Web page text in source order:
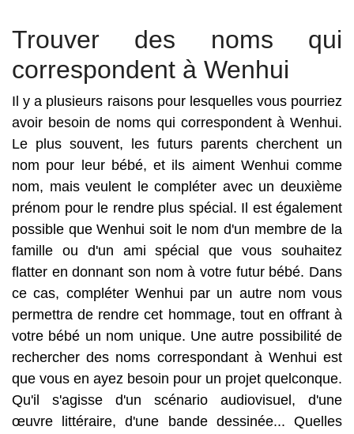
Trouver des noms qui
correspondent à Wenhui
Il y a plusieurs raisons pour lesquelles vous pourriez
avoir besoin de noms qui correspondent à Wenhui.
Le plus souvent, les futurs parents cherchent un
nom pour leur bébé, et ils aiment Wenhui comme
nom, mais veulent le compléter avec un deuxième
prénom pour le rendre plus spécial. Il est également
possible que Wenhui soit le nom d'un membre de la
famille ou d'un ami spécial que vous souhaitez
flatter en donnant son nom à votre futur bébé. Dans
ce cas, compléter Wenhui par un autre nom vous
permettra de rendre cet hommage, tout en offrant à
votre bébé un nom unique. Une autre possibilité de
rechercher des noms correspondant à Wenhui est
que vous en ayez besoin pour un projet quelconque.
Qu'il s'agisse d'un scénario audiovisuel, d'une
œuvre littéraire, d'une bande dessinée... Quelles